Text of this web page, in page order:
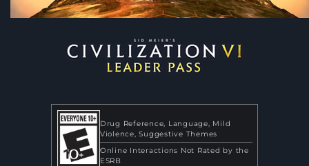
Drug Reference Language
Mild
Violence Suggestive Themes
Online Interactions Not Rated by the
ESRB